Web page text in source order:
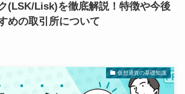
(LSK/Lisk)を徹底解説！特徴や今後
めの取引所について
仮想通貨の基礎知識